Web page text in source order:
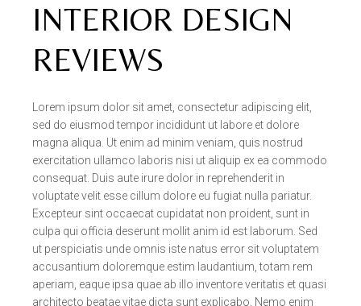
INTERIOR DESIGN
REVIEWS
Lorem ipsum dolor sit amet, consectetur adipiscing elit,
sed do eiusmod tempor incididunt ut labore et dolore
magna aliqua. Ut enim ad minim veniam, quis nostrud
exercitation ullamco laboris nisi ut aliquip ex ea commodo
consequat. Duis aute irure dolor in reprehenderit in
voluptate velit esse cillum dolore eu fugiat nulla pariatur.
Excepteur sint occaecat cupidatat non proident, sunt in
culpa qui officia deserunt mollit anim id est laborum. Sed
ut perspiciatis unde omnis iste natus error sit voluptatem
accusantium doloremque estim laudantium, totam rem
aperiam, eaque ipsa quae ab illo inventore veritatis et quasi
architecto beatae vitae dicta sunt explicabo. Nemo enim